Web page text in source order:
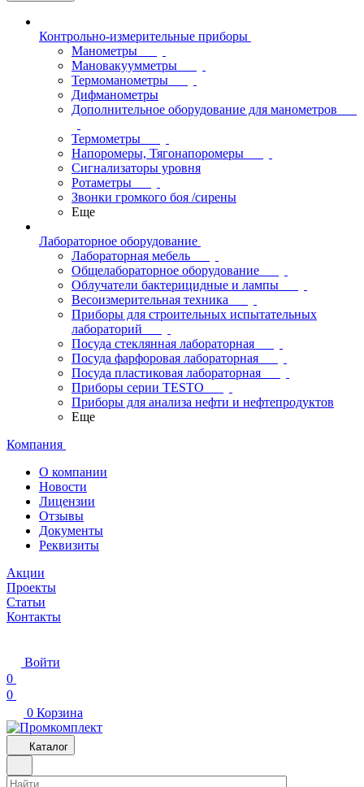
Контрольно-измерительные приборы
Манометры
Мановакуумметры
Термоманометры
Дифманометры
Дополнительное оборудование для манометров
Термометры
Напоромеры, Тягонапоромеры
Сигнализаторы уровня
Ротаметры
Звонки громкого боя /сирены
Еще
Лабораторное оборудование
Лабораторная мебель
Общелабораторное оборудование
Облучатели бактерицидные и лампы
Весоизмерительная техника
Приборы для строительных испытательных
лабораторий
Посуда стеклянная лабораторная
Посуда фарфоровая лабораторная
Посуда пластиковая лабораторная
Приборы серии TESTO
Приборы для анализа нефти и нефтепродуктов
Еще
Компания
О компании
Новости
Лицензии
Отзывы
Документы
Реквизиты
Акции
Проекты
Статьи
Контакты
Войти
0
0
0 Корзина
Каталог